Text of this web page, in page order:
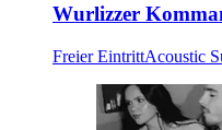
Wurlizzer
Freier EintrittAcoustic